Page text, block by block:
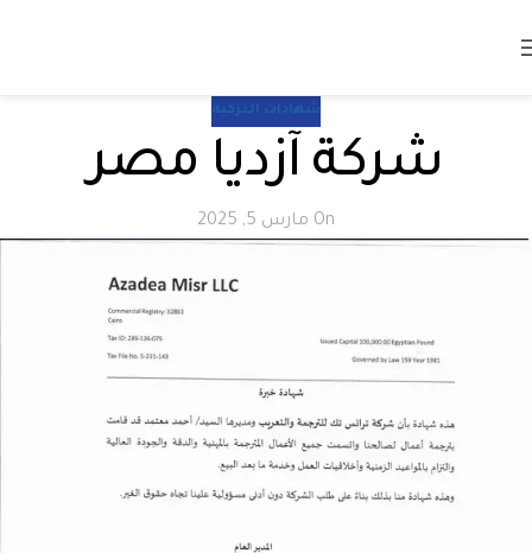
شهادات التزكية
شركة آزديا مصر
On مارس 5, 2025